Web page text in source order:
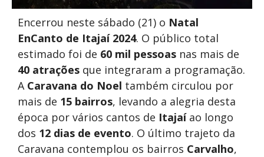
Encerrou neste sábado (21) o Natal
EnCanto de Itajaí 2024. O público total
estimado foi de 60 mil pessoas nas mais de
40 atrações que integraram a programação.
A Caravana do Noel também circulou por
mais de 15 bairros, levando a alegria desta
época por vários cantos de Itajaíao longo
dos 12 dias de evento. O último trajeto da
Caravana contemplou os bairros Carvalho,